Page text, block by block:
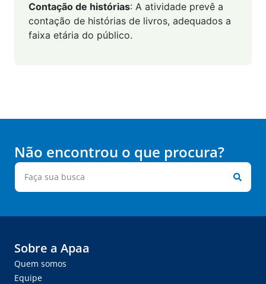
Contação de histórias: A atividade prevê a
contação de histórias de livros, adequados a
faixa etária do público.
Não encontrou o que procura?
Sobre a Apaa
Quem somos
Equipe